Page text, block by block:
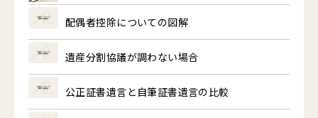
配偶者控除についての図解
遺産分割協議が調わない場合
公正証書遺言と自筆証書遺言の比較